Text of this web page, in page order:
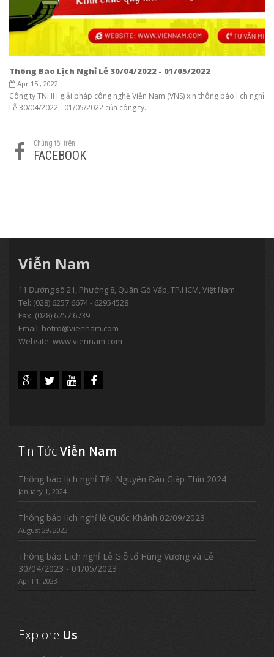
Thông Báo Lịch Nghỉ Lễ 30/04/2022 - 01/05/2022
Apr 15 , 2022
Công ty TNHH giải pháp công nghệ Viễn Nam (VNS) xin thông báo lịch nghỉ
Lễ 30/04/2022 - 01/05/2022 của công ty...
Chúng tôi trên
FACEBOOK
Viễn Nam
11 Đường số 21, Phường 8, Quận Gò Vấp, TP.HCM, Việt Nam
Tel: (028) 6257 6674 - 62954528
Fax: (028) 6257 6739
Email: hotro@viennam.com
Website: www.viennam.com
Tin TứcViễn Nam
Thông báo lịch nghỉ Tết Nguyên Đán Giáp Thìn 2024
January 1, 2024
Thông báo lịch nghỉ lễ Quốc Khánh 02/09/2023
August 29, 2023
Thông báo Lịch nghỉ Lễ Giỗ tổ Hùng Vương và Lễ
30/04/2023 - 01/05/2023
April 1, 2023
Explore Us